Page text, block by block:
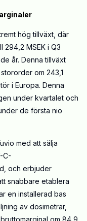
hög tillväxt, där
294,2 MSEK i Q3
år. Denna tillväxt
om 243,1
i Europa. Denna
under kvartalet och
de första nio
med att sälja
C-
och erbjuder
snabbare etablera
en installerad bas
av dosimetrar,
om 84,9